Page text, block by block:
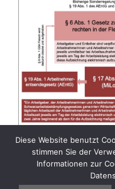
Kategorien
Aktuelle
Diese Website benutzt
stimmen Sie der
Informationen zur